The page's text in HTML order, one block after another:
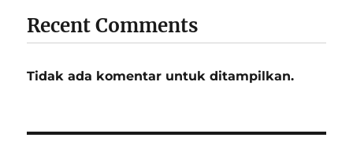
Recent Comments
Tidak ada komentar untuk ditampilkan.